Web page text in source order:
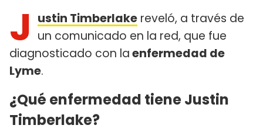
J ustin Timberlake reveló, a través de
un comunicado en la red, que fue
diagnosticado con laenfermedad de
Lyme.
¿Qué enfermedad tiene Justin
Timberlake?